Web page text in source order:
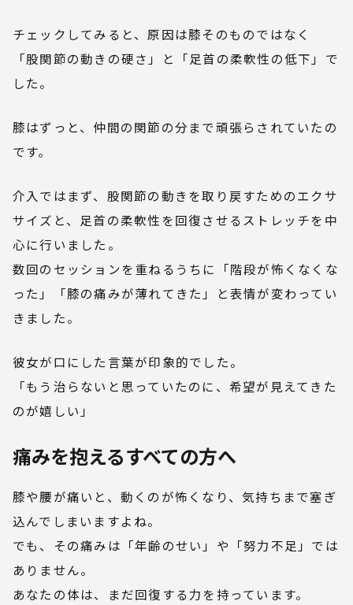
チェックしてみると、原因は膝そのものではなく
「股関節の動きの硬さ」と「足首の柔軟性の低下」で
した。
膝はずっと、仲間の関節の分まで頑張らされていたの
です。
介入ではまず、股関節の動きを取り戻すためのエクサ
サイズと、足首の柔軟性を回復させるストレッチを中
心に行いました。
数回のセッションを重ねるうちに「階段が怖くなくな
った」「膝の痛みが薄れてきた」と表情が変わってい
きました。
彼女が口にした言葉が印象的でした。
「もう治らないと思っていたのに、希望が見えてきた
のが嬉しい」
痛みを抱えるすべての方へ
膝や腰が痛いと、動くのが怖くなり、気持ちまで塞ぎ
込んでしまいますよね。
でも、その痛みは「年齢のせい」や「努力不足」では
ありません。
あなたの体は、まだ回復する力を持っています。